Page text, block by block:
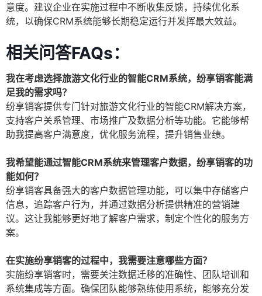
意度。建议企业在实施过程中不断收集反馈，持续优化系
统，以确保CRM系统能够长期稳定运行并发挥最大效益。
相关问答FAQs：
我在考虑选择旅游文化行业的智能CRM系统，纷享销客能满
足我的需求吗？
纷享销客提供专门针对旅游文化行业的智能CRM解决方案，
支持客户关系管理、市场推广及数据分析等功能。它能够帮
助我提高客户满意度，优化服务流程，提升销售业绩。
我希望能通过智能CRM系统来管理客户数据，纷享销客的功
能如何？
纷享销客具备强大的客户数据管理功能，可以集中存储客户
信息，追踪客户行为，并通过数据分析提供精准的营销建
议。这让我能够更好地了解客户需求，制定个性化的服务方
案。
在实施纷享销客的过程中，我需要注意哪些方面？
实施纷享销客时，需要关注数据迁移的准确性、团队培训和
系统集成等方面。确保团队能够熟练使用系统，能够充分发